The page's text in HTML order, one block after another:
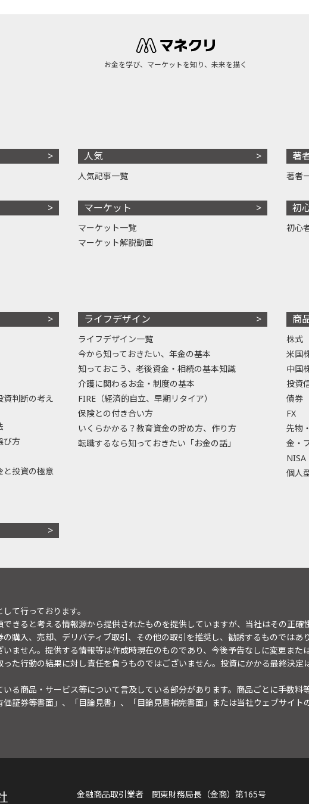
お金を学び、マーケットを知り、未来を描く
人気
人気記事一覧
マーケット
マーケット一覧
マーケット解説動画
著
著者
初
初心
資判断の考え
び方
と投資の極意
ライフデザイン
ライフデザイン一覧
今から知っておきたい、年金の基本
知っておこう、老後資金・相続の基本知識
介護に関わるお金・制度の基本
FIRE（経済的自立、早期リタイア）
保険との付き合い方
いくらかかる？教育資金の貯め方、作り方
転職するなら知っておきたい「お金の話」
商
株式
米国
中国
投資
債券
FX
先物
金・
NISA
個人
て行っております。
きると考える情報源から提供されたものを提供していますが、当社はその正
購入、売却、デリバティブ取引、その他の取引を推奨し、勧誘するものではあ
ません。提供する情報等は作成時現在のものであり、今後予告なしに変更また
た行動の結果に対し責任を負うものではございません。投資にかかる最終決
る商品・サービス等について言及している部分があります。商品ごとに手数料
価証券等書面」、「目論見書」、「目論見書補完書面」または当社ウェブサイト
金融商品取引業者 関東財務局長（金商）第165号